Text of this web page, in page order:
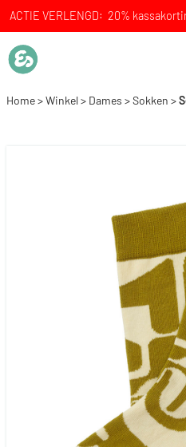
ACTIE VERLENGD: 20%
Home>Winkel> Dames >Sokken >